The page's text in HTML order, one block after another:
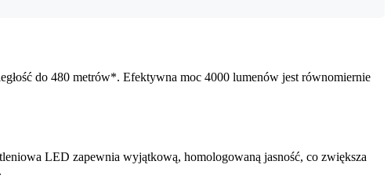
do 480 metrów*. Efektywna moc 4000 lumenów jest równomiernie
LED zapewnia wyjątkową, homologowaną jasność, co zwiększa